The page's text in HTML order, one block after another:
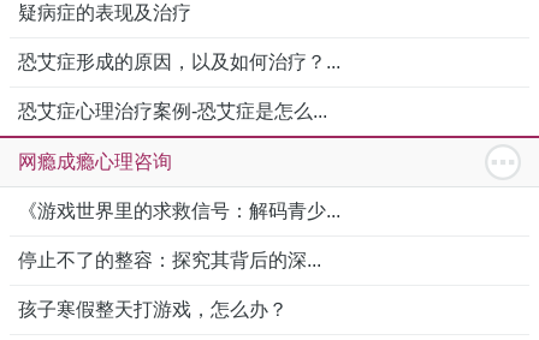
疑病症的表现及治疗
恐艾症形成的原因，以及如何治疗？...
恐艾症心理治疗案例-恐艾症是怎么...
网瘾成瘾心理咨询
《游戏世界里的求救信号：解码青少...
停止不了的整容：探究其背后的深...
孩子寒假整天打游戏，怎么办？